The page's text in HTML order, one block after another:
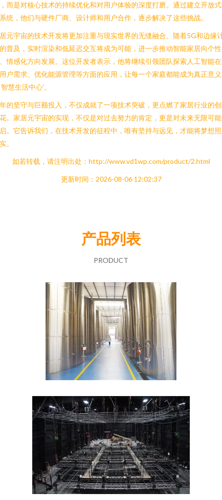
而是对核心技术的持续优化和对用户体验的深度打磨。通过建立开放
统，他们与硬件厂商、设计师和用户合作，逐步解决了这些挑战。
元宇宙的技术开发将更加注重与现实世界的无缝融合。随着5G和边缘
普及，实时渲染和低延迟交互将成为可能，进一步推动智能家居向个性
情感化方向发展。这位开发者表示，他将继续引领团队探索人工智能
户需求、优化能源管理等方面的应用，让每一个家庭都能成为真正意
智慧生活中心’。
的坚守与巨额投入，不仅成就了一项技术突破，更点燃了家居行业的
。家居元宇宙的实现，不仅是对过去努力的肯定，更是对未来无限可
。它告诉我们，在技术开发的征程中，唯有坚持与远见，才能将梦想
。
如若转载，请注明出处：http://www.vd1wp.com/product/2.html
更新时间：2026-08-06 12:02:37
产品列表
PRODUCT